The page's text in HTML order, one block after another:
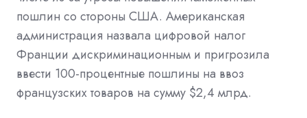
пошлин со стороны США. Американская
администрация назвала цифровой налог
Франции дискриминационным и пригрозила
ввести 100-процентные пошлины на ввоз
французских товаров на сумму $2,4 млрд.